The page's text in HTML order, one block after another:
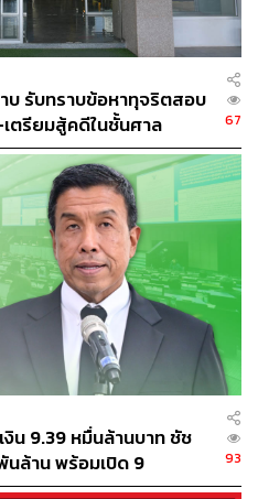
นรถไฟฟ้าสายสีเขียวส่วนต่อ
กรมสอบสวนคดีพิเศษ (DSI)
ารสอบสวนในปี 2556 กรม
อัยการสูงสุดได้เห็นควรไม่
ยการใหญ่สายการเงิน BTS
ล่องดีอยู่ และในปีนี้บริษัทจะ
ง ช่วงลาดพร้าว-สำโรง ใน
นรถไฟฟ้าสายสีชมพู ช่วงช่วง
2566 ซึ่งบริษัทคาดว่าจะได้
งสายปีละ 2 พันล้านบาท และ
ละ 4.7 พันล้านบาท เป็นระยะ
รเดินรถและซ่องบำรุง
าย (สาย M6 และ M81) ซึ่ง
จะมีรายได้เข้ามารวม 2 สาย
นอุดหนุนงานติดตั้งระบบเก็บ
บ รับทราบข้อหาทุจริตสอบ
ตรียมสู้คดีในชั้นศาล
67
งิน 9.39 หมื่นล้านบาท ชัช
ล้าน พร้อมเปิด 9
93